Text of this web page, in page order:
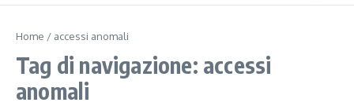
Home / accessi anomali
Tag di navigazione: accessi
anomali